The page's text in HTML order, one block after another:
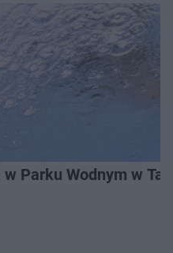
Parku Wodnym w